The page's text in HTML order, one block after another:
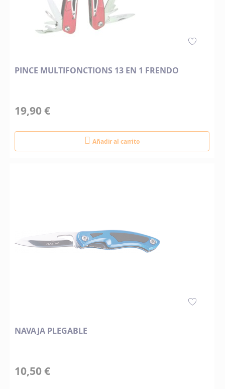
PINCE MULTIFONCTIONS 13 EN 1 FRENDO
19,90 €
Añadir al carrito
NAVAJA PLEGABLE
10,50 €